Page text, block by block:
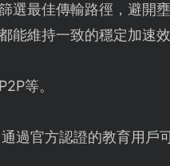
選最佳傳輸路徑，避開
能維持一致的穩定加速效
等。
過官方認證的教育用戶